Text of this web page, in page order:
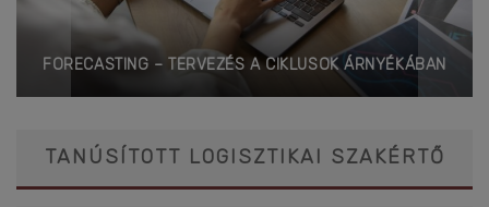
FORECASTING – TERVEZÉS A CIKLUSOK ÁRNYÉKÁBAN
TANÚSÍTOTT LOGISZTIKAI SZAKÉRTŐ